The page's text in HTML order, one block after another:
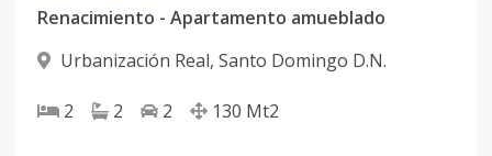
Renacimiento - Apartamento amueblado
Urbanización Real, Santo Domingo D.N.
2 2 2 130 Mt2